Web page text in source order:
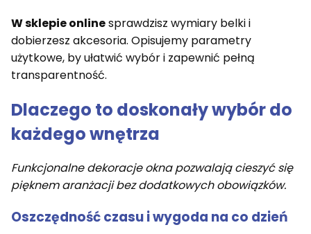
W sklepie onlinesprawdzisz wymiary belki i
dobierzesz akcesoria. Opisujemy parametry
użytkowe, by ułatwić wybór i zapewnić pełną
transparentność.
Dlaczego to doskonały wybór do
każdego wnętrza
Funkcjonalne dekoracje okna pozwalają cieszyć się
pięknem aranżacji bez dodatkowych obowiązków.
Oszczędność czasu i wygoda na co dzień